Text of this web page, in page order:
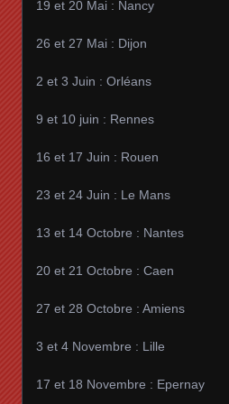
19 et 20 Mai : Nancy
26 et 27 Mai : Dijon
2 et 3 Juin : Orléans
9 et 10 juin : Rennes
16 et 17 Juin : Rouen
23 et 24 Juin : Le Mans
13 et 14 Octobre : Nantes
20 et 21 Octobre : Caen
27 et 28 Octobre : Amiens
3 et 4 Novembre : Lille
17 et 18 Novembre : Epernay